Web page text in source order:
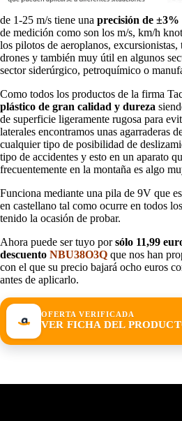
de 1-25 m/s tiene una precisión de ±3%
de medición como son los m/s, km/h
los pilotos de aeroplanos,
drones y también muy útil en algunos
sector siderúrgico, petroquímico o
Como todos los productos de la firma
plástico de gran calidad y dureza
de superficie ligeramente rugosa para
laterales encontramos unas agarraderas
cualquier tipo de posibilidad de
tipo de accidentes y esto en un aparato
frecuentemente en la montaña es algo
Funciona mediante una pila de 9V que
en castellano tal como ocurre en todos
tenido la ocasión de probar.
Ahora puede ser tuyo porsólo 11,99
descuento NBU38O3Q que nos han
con el que su precio bajará ocho euros
antes de aplicarlo.
OFERTA VERIFICADA
VER FICHA DEL